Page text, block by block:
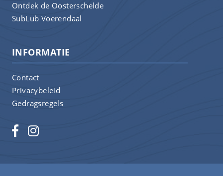
Ontdek de Oosterschelde
SubLub Voerendaal
INFORMATIE
Contact
Privacybeleid
Gedragsregels